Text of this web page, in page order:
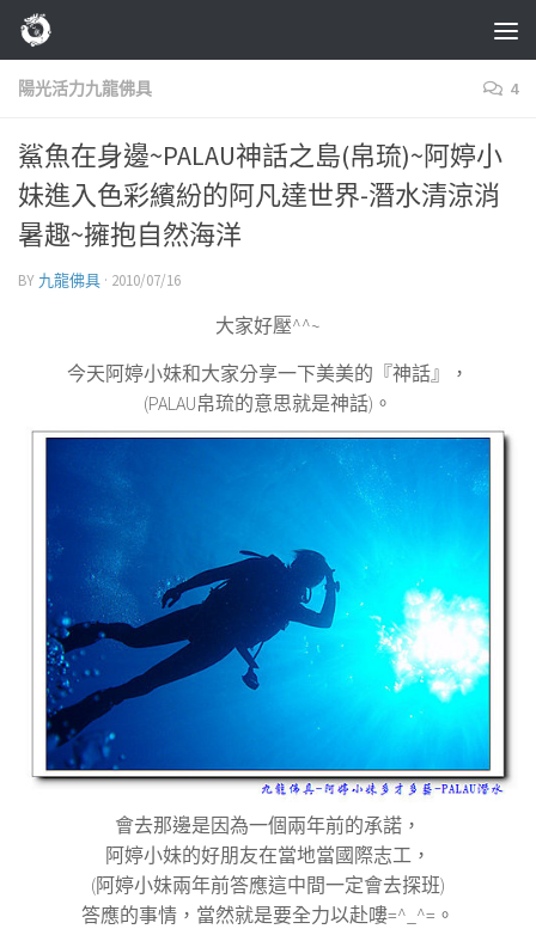
Skip to content
陽光活力九龍佛具 4
鯊魚在身邊~PALAU神話之島(帛琉)~阿婷小
妹進入色彩繽紛的阿凡達世界-潛水清涼消
暑趣~擁抱自然海洋
BY 九龍佛具 · 2010/07/16
大家好壓^^~
今天阿婷小妹和大家分享一下美美的『神話』，
(PALAU帛琉的意思就是神話) 。
會去那邊是因為一個兩年前的承諾，
阿婷小妹的好朋友在當地當國際志工，
(阿婷小妹兩年前答應這中間一定會去探班)
答應的事情，當然就是要全力以赴嘍=^_^= 。